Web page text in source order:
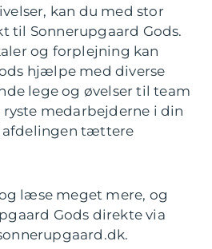
kan du med stor
til Sonnerupgaard Gods.
og forplejning kan
hjælpe med diverse
lege og øvelser til team
medarbejderne i din
afdelingen tættere
læse meget mere, og
Gods direkte via